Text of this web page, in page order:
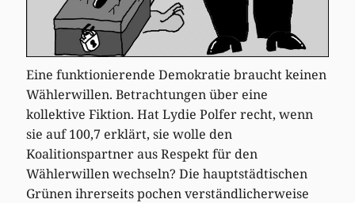
Eine funktionierende Demokratie braucht keinen
Wählerwillen. Betrachtungen über eine
kollektive Fiktion. Hat Lydie Polfer recht, wenn
sie auf 100,7 erklärt, sie wolle den
Koalitionspartner aus Respekt für den
Wählerwillen wechseln? Die hauptstädtischen
Grünen ihrerseits pochen verständlicherweise